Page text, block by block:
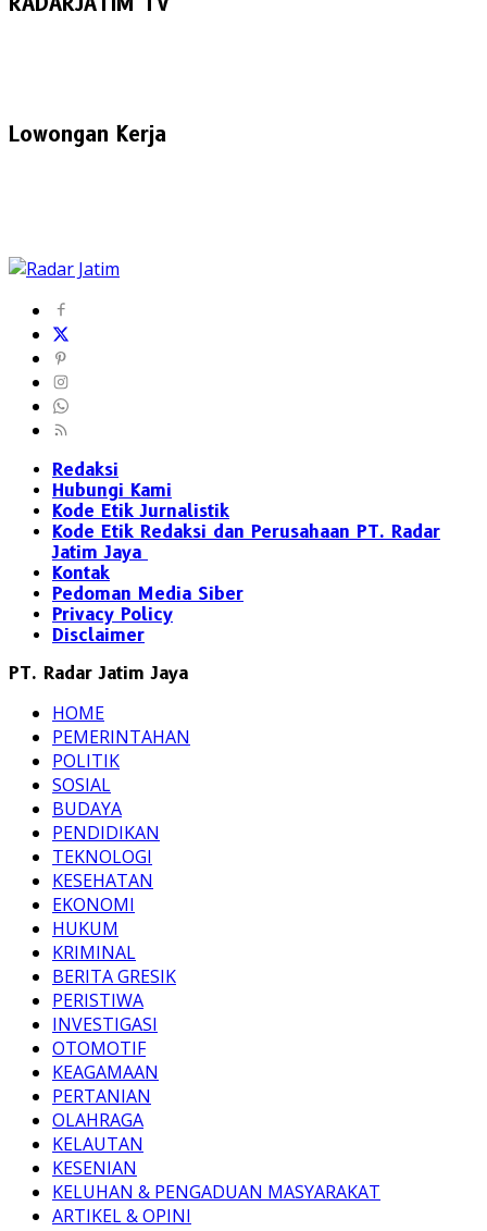
Lowongan Kerja
Redaksi
Hubungi Kami
Kode Etik Jurnalistik
Kode Etik Redaksi dan Perusahaan PT. Radar
Jatim Jaya
Kontak
Pedoman Media Siber
Privacy Policy
Disclaimer
PT. Radar Jatim Jaya
HOME
PEMERINTAHAN
POLITIK
SOSIAL
BUDAYA
PENDIDIKAN
TEKNOLOGI
KESEHATAN
EKONOMI
HUKUM
KRIMINAL
BERITA GRESIK
PERISTIWA
INVESTIGASI
OTOMOTIF
KEAGAMAAN
PERTANIAN
OLAHRAGA
KELAUTAN
KESENIAN
KELUHAN & PENGADUAN MASYARAKAT
ARTIKEL & OPINI